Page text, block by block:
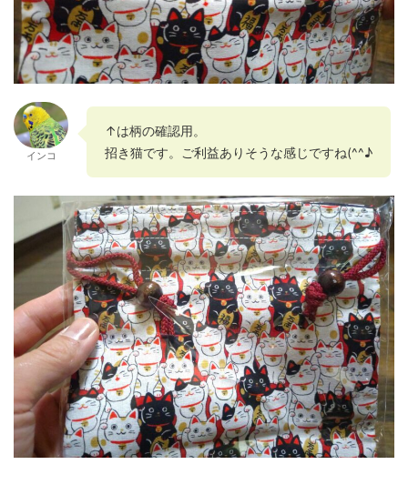
インコ
↑は柄の確認用。
招き猫です。ご利益ありそうな感じですね(^^♪